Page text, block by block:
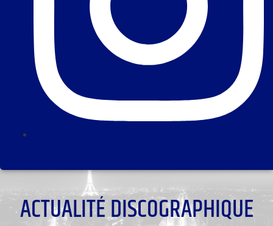
ACTUALITÉ DISCOGRAPHIQUE